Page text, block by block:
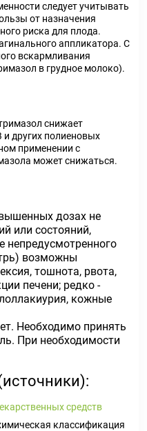
следует учитывать
от назначения
риска для плода.
аппликатора. С
вскармливания
в грудное молоко).
снижает
других полиеновых
применении с
может снижаться.
дозах не
или состояний,
непредусмотренного
возможны
тошнота, рвота,
печени; редко -
кожные
Необходимо принять
При необходимости
средств
классификация